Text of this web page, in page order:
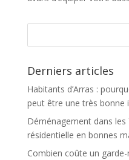
Derniers articles
Habitants d’Arras :
peut être une très bonne
Déménagement dans
résidentielle en bonnes
Combien coûte un